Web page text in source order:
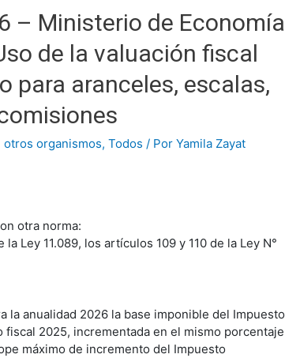
– Ministerio de Economía
de la valuación fiscal
para aranceles, escalas,
organismos,Todos / PorYamila Zayat
otra norma:
Ley 11.089, los artículos 109 y 110 de la Ley N°
la anualidad 2026 la base imponible del Impuesto
2025, incrementada en el mismo porcentaje
máximo de incremento del Impuesto